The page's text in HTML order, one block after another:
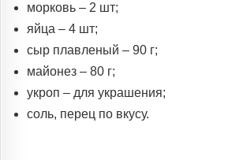
морковь – 2 шт;
яйца – 4 шт;
сыр плавленый – 90 г;
майонез – 80 г;
укроп – для украшения;
соль, перец по вкусу.